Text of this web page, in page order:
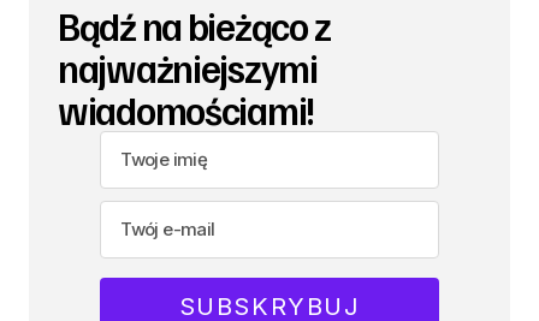
Bądź na bieżąco z
najważniejszymi
wiadomościami!